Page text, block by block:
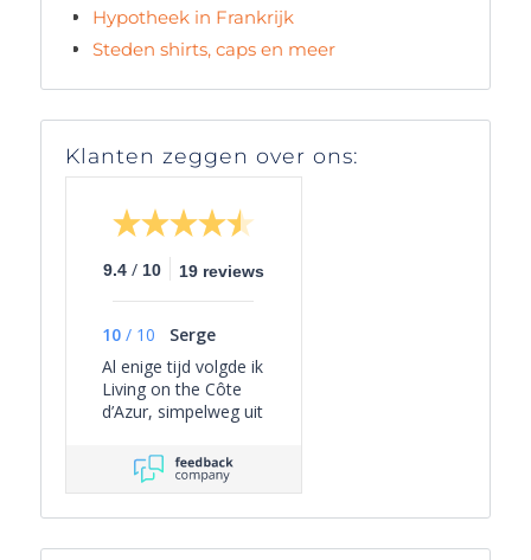
Hypotheek in Frankrijk
Steden shirts, caps en meer
Klanten zeggen over ons:
9.4 / 10 19 reviews
10 / 10
Serge
Al enige tijd volgde ik
Living on the Côte
d’Azur, simpelweg uit
interesse, omdat het
een overzichtelijk
beeld geeft van het
actuele aanbod van
villa’s in Zuid-